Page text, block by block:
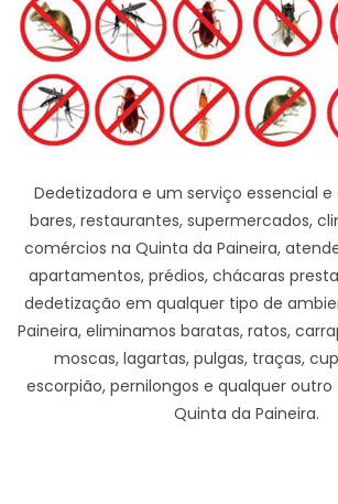
Dedetizadora e um serviço essencial
bares, restaurantes, supermercados,
comércios na Quinta da Paineira,
apartamentos, prédios, chácaras
dedetização em qualquer tipo de
Paineira, eliminamos baratas, ratos,
moscas, lagartas, pulgas, traças,
escorpião, pernilongos e qualquer
Quinta da Paineira.